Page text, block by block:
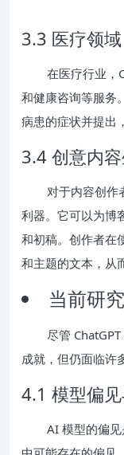
3.3 医疗领域
在医疗行业，
和健康咨询等服务
病患的症状并提出
3.4 创意内
对于内容创作
利器。它可以为博
和初稿。创作者在
和主题的文本，从
当前研
尽管
成就，但仍面临许
4.1 模型偏
AI 模型的偏